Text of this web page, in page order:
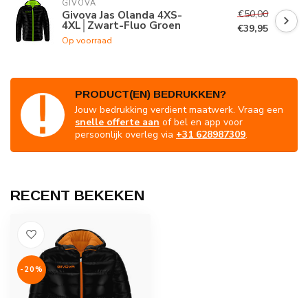
GIVOVA
Givova Jas Olanda 4XS-
4XL│Zwart-Fluo Groen
Op voorraad
€50,00
€39,95
PRODUCT(EN) BEDRUKKEN?
Jouw bedrukking verdient maatwerk. Vraag een
snelle offerte aan of bel en app voor
persoonlijk overleg via +31 628987309.
RECENT BEKEKEN
-20%